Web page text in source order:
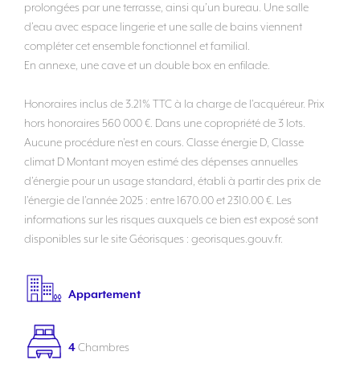
prolongées par une terrasse, ainsi qu’un bureau. Une salle
d’eau avec espace lingerie et une salle de bains viennent
compléter cet ensemble fonctionnel et familial.
En annexe, une cave et un double box en enfilade.
Honoraires inclus de 3.21% TTC à la charge de l'acquéreur. Prix
hors honoraires 560 000 €. Dans une copropriété de 3 lots.
Aucune procédure n'est en cours. Classe énergie D, Classe
climat D Montant moyen estimé des dépenses annuelles
d'énergie pour un usage standard, établi à partir des prix de
l'énergie de l'année 2025 : entre 1670.00 et 2310.00 €. Les
informations sur les risques auxquels ce bien est exposé sont
disponibles sur le site Géorisques : georisques.gouv.fr.
Appartement
4Chambres